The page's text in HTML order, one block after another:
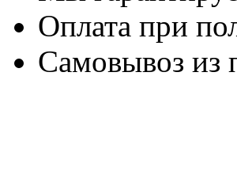
Оплата при
Самовывоз из